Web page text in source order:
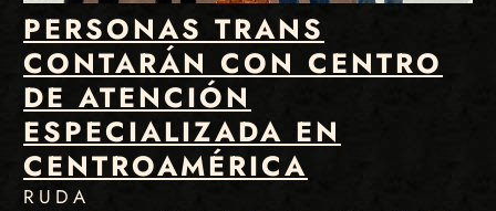
PERSONAS TRANS
CONTARÁN CON CENTRO
DE ATENCIÓN
ESPECIALIZADA EN
CENTROAMÉRICA
RUDA